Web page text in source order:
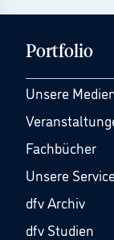
Portfolio
Unsere
Fachbücher
Unsere
dfv Archiv
dfv Studien